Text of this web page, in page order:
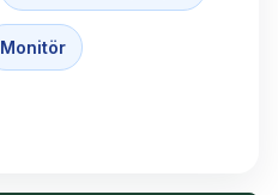
Monitör